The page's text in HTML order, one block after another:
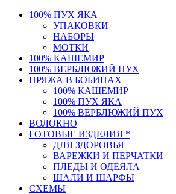
100% ПУХ ЯКА
УПАКОВКИ
НАБОРЫ
МОТКИ
100% КАШЕМИР
100% ВЕРБЛЮЖИЙ ПУХ
ПРЯЖА В БОБИНАХ
100% КАШЕМИР
100% ПУХ ЯКА
100% ВЕРБЛЮЖИЙ ПУХ
ВОЛОКНО
ГОТОВЫЕ ИЗДЕЛИЯ *
ДЛЯ ЗДОРОВЬЯ
ВАРЕЖКИ И ПЕРЧАТКИ
ПЛЕДЫ И ОДЕЯЛА
ШАЛИ И ШАРФЫ
СХЕМЫ